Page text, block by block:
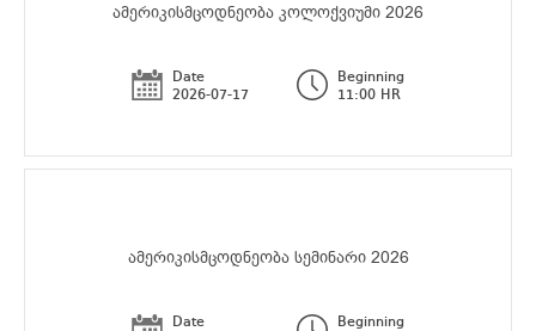
ამერიკისმცოდნეობა კოლოქვიუმი 2026
Date
2026-07-17
Beginning
11:00 HR
ამერიკისმცოდნეობა სემინარი 2026
Date
Beginning